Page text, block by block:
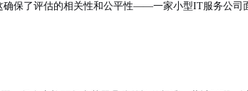
确保了评估的相关性和公平性——一家小型IT服务公司